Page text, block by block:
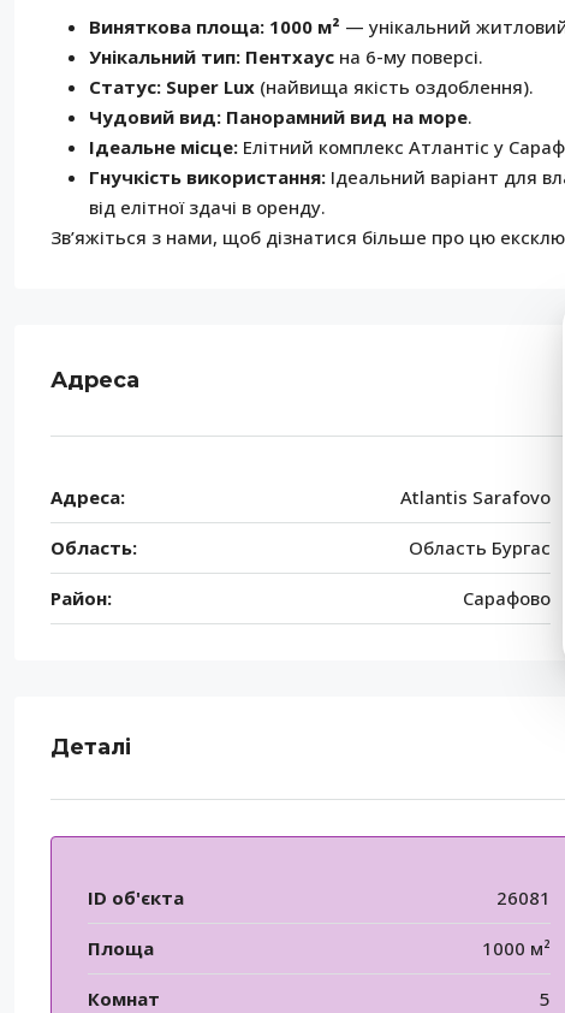
Виняткова площа: 1000 м² — унікальний
Унікальний тип: Пентхаус на 6-му поверсі.
Статус: Super Lux (найвища якість оздоблення).
Чудовий вид: Панорамний вид на море.
Ідеальне місце: Елітний комплекс Атлантіс у
Гнучкість використання: Ідеальний варіант для
від елітної здачі в оренду.
Зв’яжіться з нами, щоб дізнатися більше про цю
Адреса
Адреса: Atlantis Sarafovo
Область: Область Бургас
Район: Сарафово
Деталі
ID об'єкта 26081
Площа 1000 м²
Комнат 5